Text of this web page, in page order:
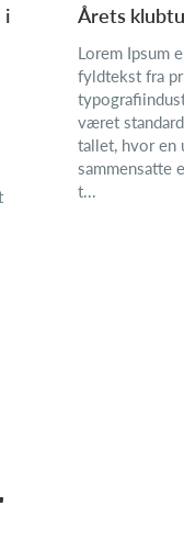
i
Årets
Lorem Ipsum
fyldtekst fra
været
tallet, hvor en
sammensatte
t...